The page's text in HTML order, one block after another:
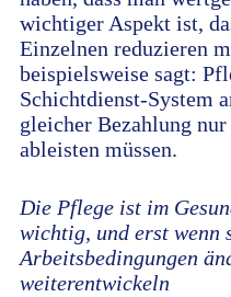
wichtiger Aspekt ist,
Einzelnen reduzieren
beispielsweise sagt:
Schichtdienst-System
gleicher Bezahlung
ableisten müssen.
Die Pflege ist im
wichtig, und erst wenn
Arbeitsbedingungen
weiterentwickeln